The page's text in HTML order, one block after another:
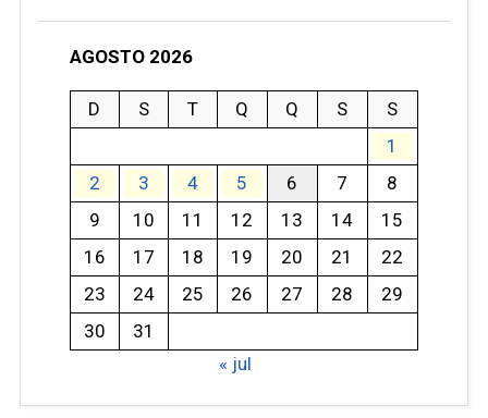
AGOSTO 2026
D S T Q Q S
S
1
2
3 4 5 6 7
8
9
10 11 12 13 14
15
16
17 18 19 20 21
22
23
24 25 26 27 28
29
30
31
« jul